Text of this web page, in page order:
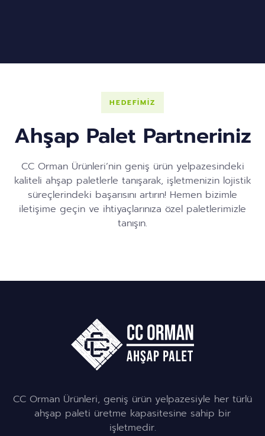
HEDEFİMİZ
Ahşap Palet Partneriniz
CC Orman Ürünleri’nin geniş ürün yelpazesindeki
kaliteli ahşap paletlerle tanışarak, işletmenizin lojistik
süreçlerindeki başarısını artırın! Hemen bizimle
iletişime geçin ve ihtiyaçlarınıza özel paletlerimizle
tanışın.
CC Orman Ürünleri, geniş ürün yelpazesiyle her türlü
ahşap paleti üretme kapasitesine sahip bir
işletmedir.